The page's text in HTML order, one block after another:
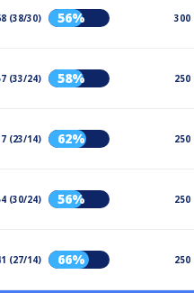
(38/30) 56% 300
(33/24) 58% 250
(23/14) 62% 250
(30/24) 56% 250
(27/14) 66% 250